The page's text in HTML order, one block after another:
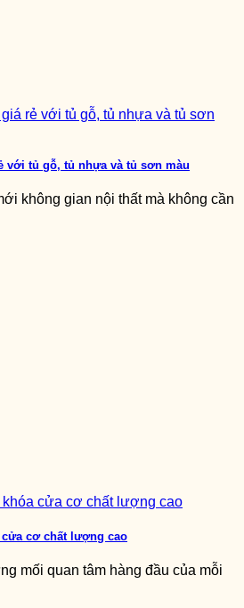
với tủ gỗ, tủ nhựa và tủ sơn màu
không gian nội thất mà không cần
cơ chất lượng cao
mối quan tâm hàng đầu của mỗi